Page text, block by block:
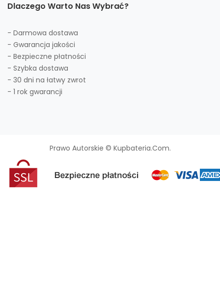
Dlaczego Warto Nas Wybrać?
- Darmowa dostawa
- Gwarancja jakości
- Bezpieczne płatności
- Szybka dostawa
- 30 dni na łatwy zwrot
- 1 rok gwarancji
Prawo Autorskie © Kupbateria.com.